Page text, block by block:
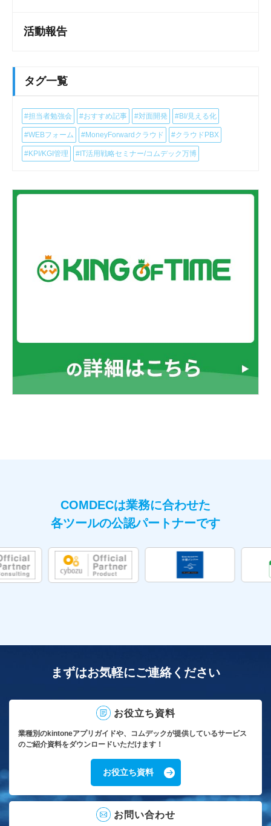
活動報告
タグ一覧
#担当者勉強会 #おすすめ記事 #対面開発 #BI/見える化
#WEBフォーム #MoneyForwardクラウド #クラウドPBX
#KPI/KGI管理 #IT活用戦略セミナー/コムデック万博
COMDECは業務に合わせた
各ツールの公認パートナーです
まずはお気軽にご連絡ください
お役立ち資料
業種別のkintoneアプリガイドや、コムデックが提供しているサービス
のご紹介資料をダウンロードいただけます！
お役立ち資料
お問い合わせ